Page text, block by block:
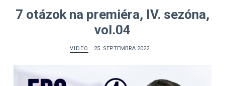
7 otázok na premiéra, IV. sezóna,
vol.04
VIDEO 25. SEPTEMBRA 2022